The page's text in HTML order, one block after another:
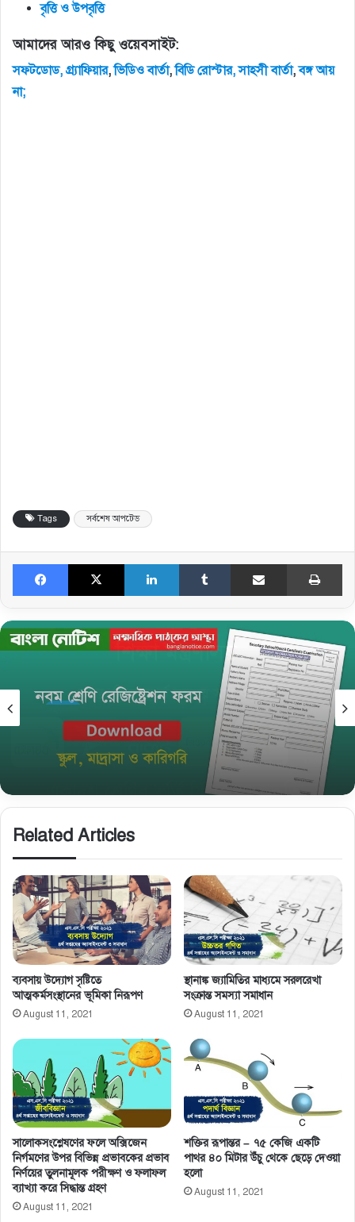
বৃত্তি ও উপবৃত্তি
আমাদের আরও কিছু ওয়েবসাইট:
সফটডোড, গ্র্যাফিয়ার,ভিডিওবার্তা,বিডিরোস্টার, সাহসীবার্তা,বঙ্গআয়
না;
Tags সর্বশেষ আপটেড
Facebook X LinkedIn Tumblr Share via Email
নিউজ
November 5, 2025
নবম শ্রেণি রেজিষ্ট্রেশন তথ্য সংগ্রহের ফরম ও জরুরি
নির্দেশনা
Related Articles
ব্যবসায় উদ্যোগ সৃষ্টিতে
আত্মকর্মসংস্থানের ভূমিকা নিরূপণ
August 11, 2021
স্থানাঙ্ক জ্যামিতির মাধ্যমে সরলরেখা
সংক্রান্ত সমস্যা সমাধান
August 11, 2021
সালােকসংশ্লেষণের ফলে অক্সিজেন
নির্গমণের উপর বিভিন্ন প্রভাবকের প্রভাব
নির্ণয়ের তুলনামূলক পরীক্ষণ ও ফলাফল
ব্যাখ্যা করে সিদ্ধান্ত গ্রহণ
August 11, 2021
শক্তির রূপান্তর – ৭৫ কেজি একটি
পাথর ৪০ মিটার উঁচু থেকে ছেড়ে দেওয়া
হলো
August 11, 2021